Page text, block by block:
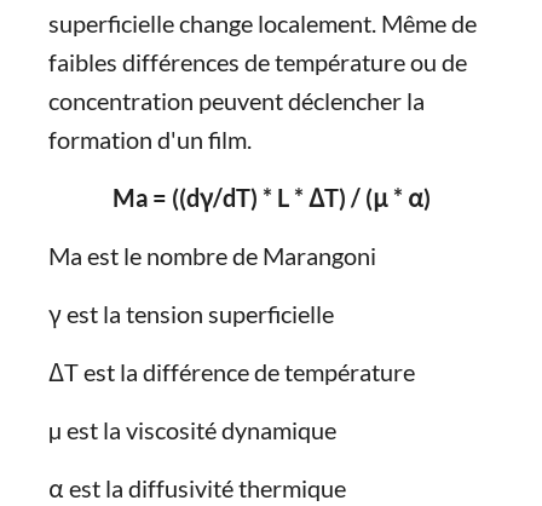
superficielle change localement. Même de
faibles différences de température ou de
concentration peuvent déclencher la
formation d'un film.
Ma = ((dγ/dT) * L * ΔT) / (μ * α)
Ma est le nombre de Marangoni
γ est la tension superficielle
ΔT est la différence de température
µ est la viscosité dynamique
α est la diffusivité thermique